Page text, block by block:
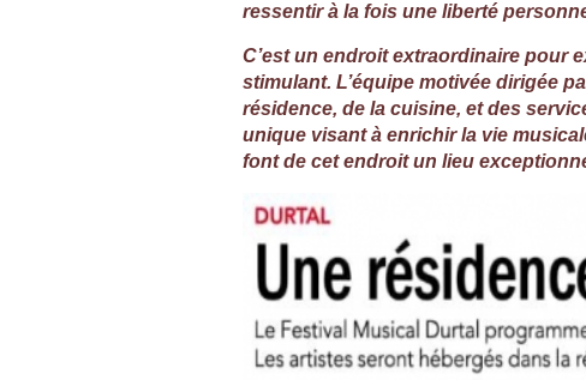
ressentir à la fois une liberté
C’est un endroit extraordinaire pour
stimulant. L’équipe motivée dirigée
résidence, de la cuisine, et des
unique visant à enrichir la vie
font de cet endroit un lieu